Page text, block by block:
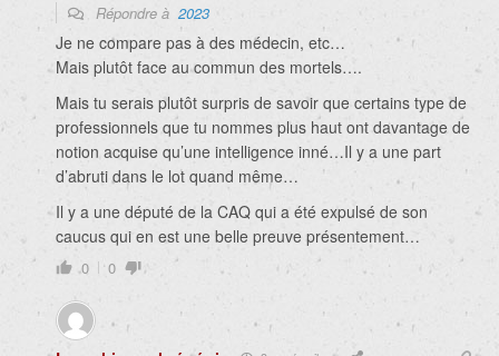
Répondre à 2023
Je ne compare pas à des médecin, etc…
Mais plutôt face au commun des mortels….
Mais tu serais plutôt surpris de savoir que certains type de
professionnels que tu nommes plus haut ont davantage de
notion acquise qu’une intelligence inné…Il y a une part
d’abruti dans le lot quand même…
Il y a une député de la CAQ qui a été expulsé de son
caucus qui en est une belle preuve présentement…
0 0